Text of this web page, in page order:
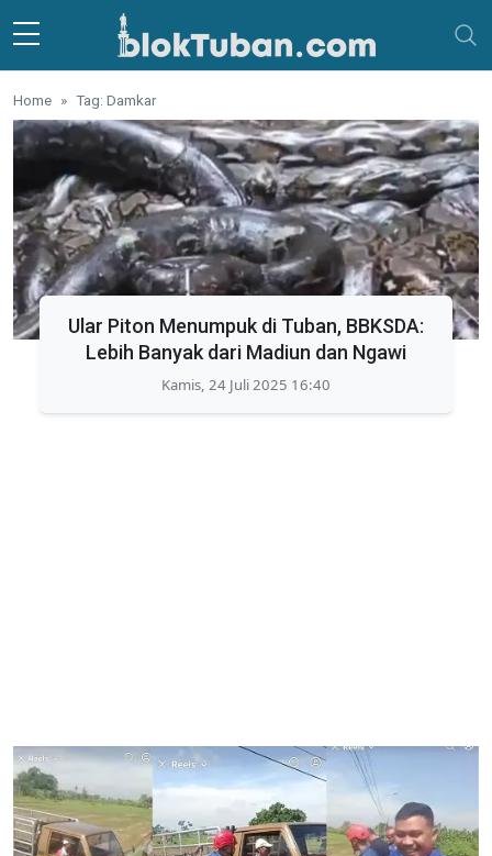
Skip to main content
Home Tag: Damkar
Ular Piton Menumpuk di Tuban, BBKSDA:
Lebih Banyak dari Madiun dan Ngawi
Kamis, 24 Juli 2025 16:40